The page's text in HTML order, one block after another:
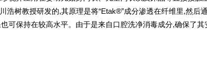
浩树教授研发的,其原理是将“Etak®”成分渗透在纤维里,然后
可保持在较高水平。由于是来自口腔洗净消毒成分,确保了其